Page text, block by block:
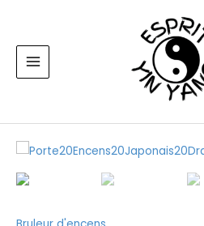
contenu
MENU
quantité
de
Porte
Dragon